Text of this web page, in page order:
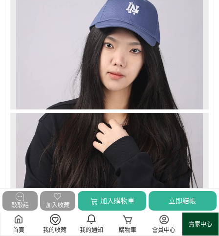
首頁 我的收藏 我的通知 購物車 會員中心
賣家中心
敲敲話 加入收藏
加入購物車 立即結帳